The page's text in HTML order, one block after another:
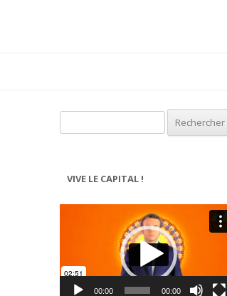
VIVE LE CAPITAL !
Lecteur
00:00 00:00